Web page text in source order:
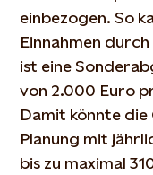
einbezogen. So
Einnahmen
ist eine
von 2.000 Euro
Damit könnte die
Planung mit
bis zu maximal